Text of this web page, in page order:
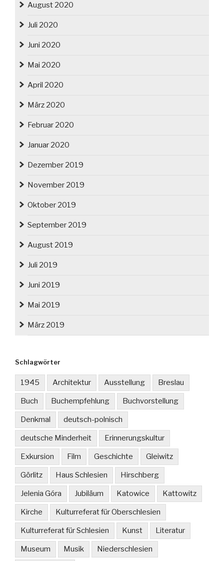
August 2020
Juli 2020
Juni 2020
Mai 2020
April 2020
März 2020
Februar 2020
Januar 2020
Dezember 2019
November 2019
Oktober 2019
September 2019
August 2019
Juli 2019
Juni 2019
Mai 2019
März 2019
Schlagwörter
1945 Architektur Ausstellung Breslau
Buch Buchempfehlung Buchvorstellung
Denkmal deutsch-polnisch
deutsche Minderheit Erinnerungskultur
Exkursion Film Geschichte Gleiwitz
Görlitz Haus Schlesien Hirschberg
Jelenia Góra Jubiläum Katowice Kattowitz
Kirche Kulturreferat für Oberschlesien
Kulturreferat für Schlesien Kunst Literatur
Museum Musik Niederschlesien